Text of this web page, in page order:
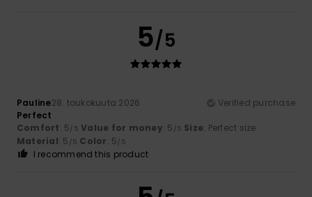
5/5
Pauline28. toukokuuta 2026
Verified purchase
Perfect
Comfort: 5/5 Value for money: 5 /5 Size: Perfect size
Material: 5 /5 Color: 5/5
I recommend this product